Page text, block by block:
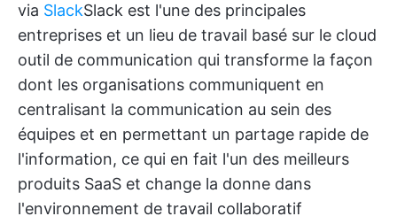
via SlackSlack est l'une des principales
entreprises et un lieu de travail basé sur le cloud
outil de communication qui transforme la façon
dont les organisations communiquent en
centralisant la communication au sein des
équipes et en permettant un partage rapide de
l'information, ce qui en fait l'un des meilleurs
produits SaaS et change la donne dans
l'environnement de travail collaboratif